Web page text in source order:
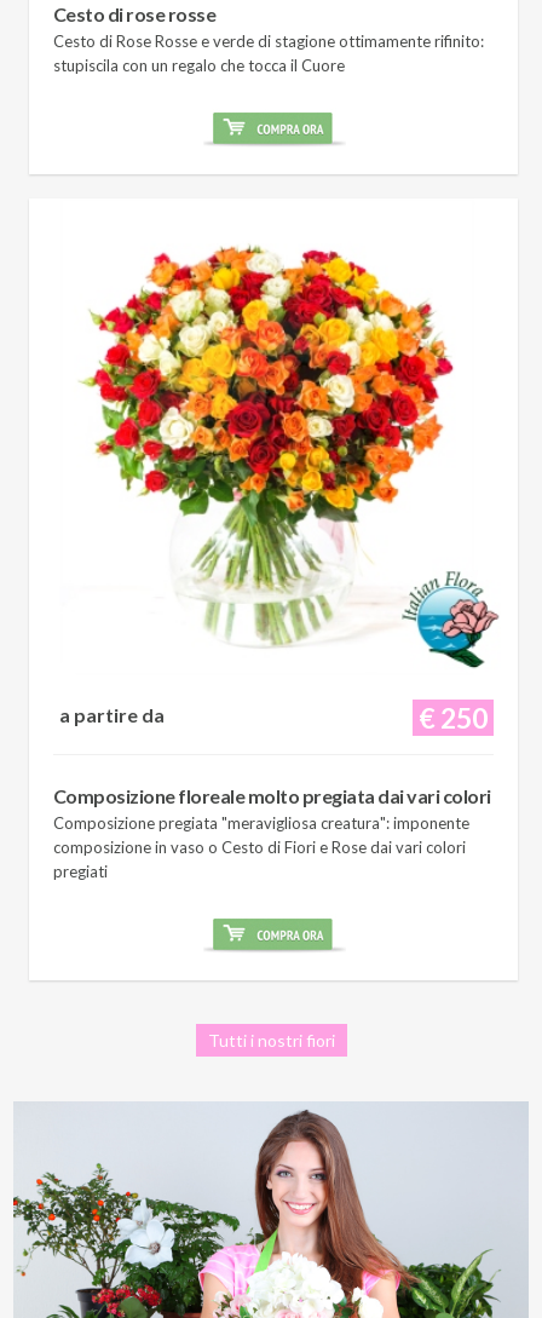
Cesto di rose rosse
Cesto di Rose Rosse e verde di stagione ottimamente rifinito:
stupiscila con un regalo che tocca il Cuore
€ 250
a partire da
Composizione floreale molto pregiata dai vari colori
Composizione pregiata "meravigliosa creatura": imponente
composizione in vaso o Cesto di Fiori e Rose dai vari colori
pregiati
Tutti i nostri fiori